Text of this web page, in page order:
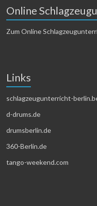
Online
Zum Online
Links
schlagzeugunterricht-
d-drums.de
drumsberlin.de
360-Berlin.de
tango-weekend.com